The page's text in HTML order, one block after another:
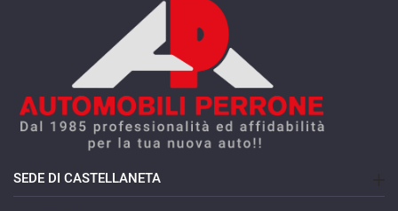
SEDE DI CASTELLANETA